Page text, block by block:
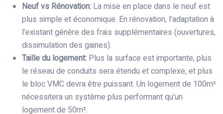
Neuf vs Rénovation: La mise en place dans le neuf est
plus simple et économique. En rénovation, l’adaptation à
l’existant génère des frais supplémentaires (ouvertures,
dissimulation des gaines).
Taille du logement: Plus la surface est importante, plus
le réseau de conduits sera étendu et complexe, et plus
le bloc VMC devra être puissant. Un logement de 100m²
nécessitera un système plus performant qu’un
logement de 50m².